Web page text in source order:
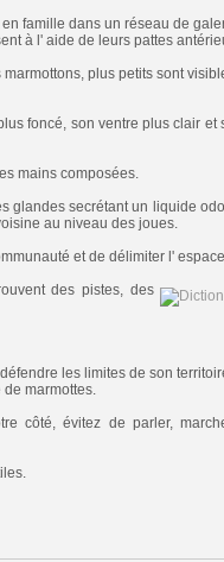
en famille dans un réseau de
à l' aide de leurs pattes
plus petits sont
foncé, son ventre plus clair
mains composées.
glandes secrétant un liquide
au niveau des joues.
et de délimiter l'
des pistes, des
les limites de son
marmottes.
côté, évitez de parler,